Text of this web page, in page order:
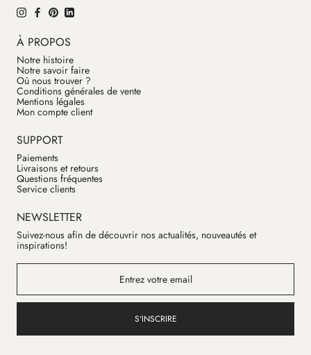
À PROPOS
Notre histoire
Notre savoir faire
Où nous trouver ?
Conditions générales de vente
Mentions légales
Mon compte client
SUPPORT
Paiements
Livraisons et retours
Questions fréquentes
Service clients
NEWSLETTER
Suivez-nous afin de découvrir nos actualités, nouveautés et
inspirations!
S'INSCRIRE